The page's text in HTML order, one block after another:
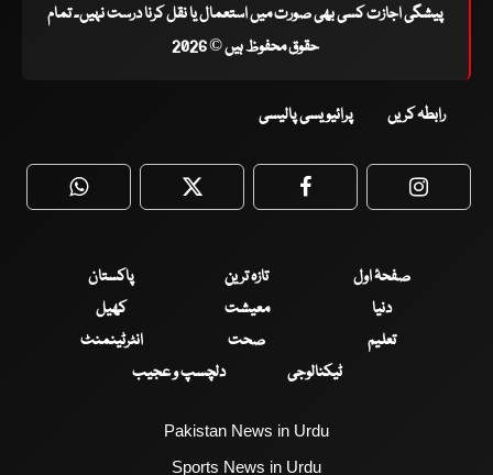
پیشگی اجازت کسی بھی صورت میں استعمال یا نقل کرنا درست نہیں۔ تمام
حقوق محفوظ ہیں © 2026
رابطہ کریں پرائیویسی پالیسی
WhatsApp Twitter Facebook
صفحۂ اول تازہ ترین
پاکستان
دنیا
معیشت
کھیل
تعلیم
صحت
انٹرٹینمنٹ
ٹیکنالوجی
دلچسپ و عجیب
Pakistan News in Urdu
Sports News in Urdu